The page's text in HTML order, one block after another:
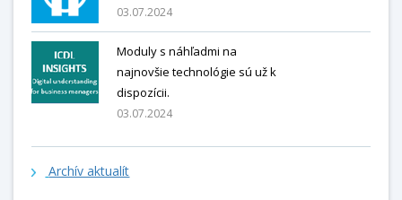
03.07.2024
Moduly s náhľadmi na
najnovšie technológie sú už k
dispozícii.
03.07.2024
Archív aktualít